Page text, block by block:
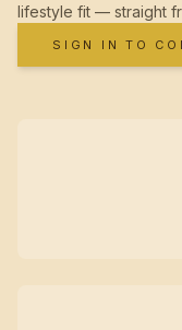
lifestyle fit — straight
SIGN IN TO